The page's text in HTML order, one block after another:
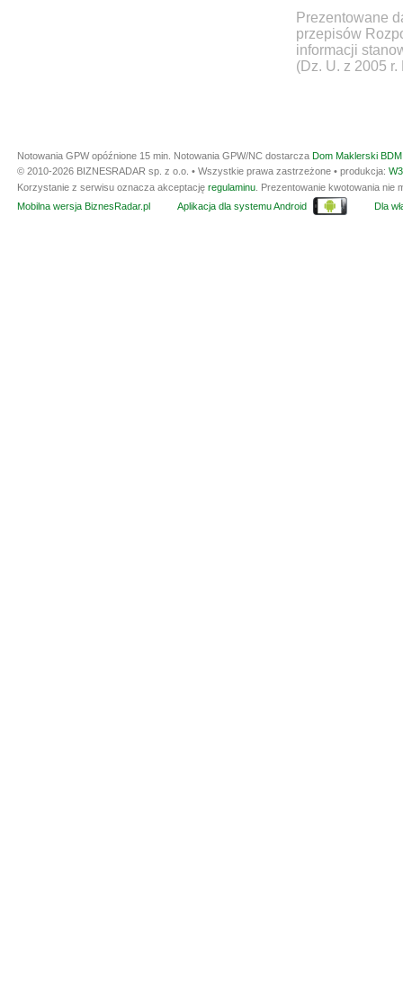
Prezentowane
przepisów
informacji
(Dz. U. z 2005
Notowania GPW opóźnione 15 min. Notowania GPW/NC dostarcza Dom Maklerski
© 2010-2026 BIZNESRADAR sp. z o.o. • Wszystkie prawa zastrzeżone • produkcja:
Korzystanie z serwisu oznacza akceptację regulaminu . Prezentowanie kwotowania
Mobilna wersja BiznesRadar.pl
Aplikacja dla systemu Android Dla